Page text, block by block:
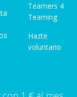
Teamers 4
Teaming
Hazte
voluntario